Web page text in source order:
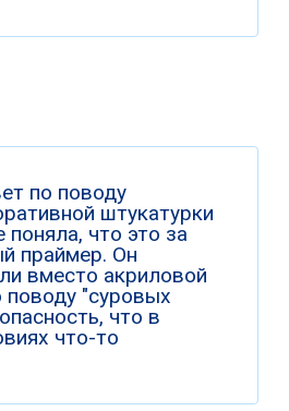
по поводу
штукатурки
что это за
праймер. Он
вместо акриловой
поводу "суровых
что в
что-то